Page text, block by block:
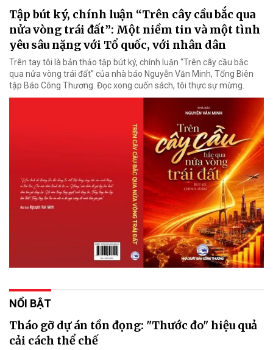
Tập bút ký, chính luận “Trên cây cầu bắc qua
nửa vòng trái đất”: Một niềm tin và một tình
yêu sâu nặng với Tổ quốc, với nhân dân
Trên tay tôi là bản thảo tập bút ký, chính luận “Trên cây cầu bắc
qua nửa vòng trái đất” của nhà báo Nguyễn Văn Minh, Tổng Biên
tập Báo Công Thương. Đọc xong cuốn sách, tôi thực sự mừng.
NỔI BẬT
Tháo gỡ dự án tồn đọng: "Thước đo" hiệu quả
cải cách thể chế